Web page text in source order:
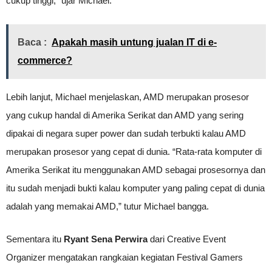
Baca : Apakah masih untung jualan IT di e-
commerce?
Lebih lanjut, Michael menjelaskan, AMD merupakan prosesor
yang cukup handal di Amerika Serikat dan AMD yang sering
dipakai di negara super power dan sudah terbukti kalau AMD
merupakan prosesor yang cepat di dunia. “Rata-rata komputer di
Amerika Serikat itu menggunakan AMD sebagai prosesornya dan
itu sudah menjadi bukti kalau komputer yang paling cepat di dunia
adalah yang memakai AMD,” tutur Michael bangga.
Sementara itu Ryant Sena Perwiradari Creative Event
Organizer mengatakan rangkaian kegiatan Festival Gamers